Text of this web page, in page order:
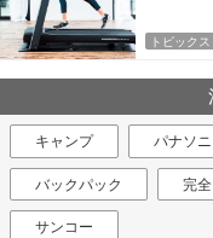
トピックス
キャンプ パナソ
バックパック 完
サンコー